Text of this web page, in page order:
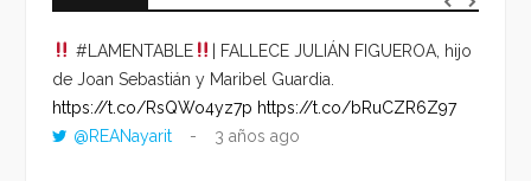
#LAMENTABLE
| FALLECE JULIÁN FIGUEROA, hijo
de Joan Sebastián y Maribel Guardia.
https://t.co/RsQWo4yz7p https://t.co/bRuCZR6Z97
@REANayarit
3 años ago